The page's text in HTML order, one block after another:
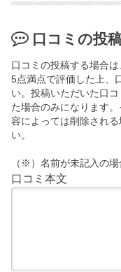
口コミの投
口コミの投稿する場合
5点満点で評価した上、
い。投稿いただいた口
た場合のみになります
容によっては削除され
い。
（※）名前が未記入の場
口コミ本文